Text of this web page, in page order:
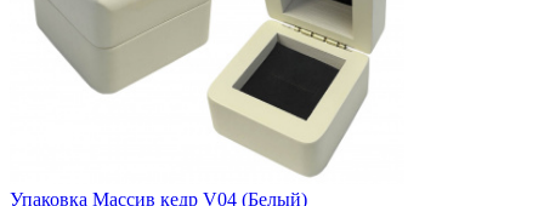
Упаковка Массив кедр V04 (Белый)